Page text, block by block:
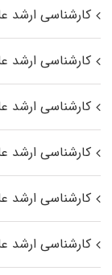
کارشناسی ارشد
کارشناسی ارشد
کارشناسی ارشد
کارشناسی ارشد
کارشناسی ارشد
کارشناسی ارشد